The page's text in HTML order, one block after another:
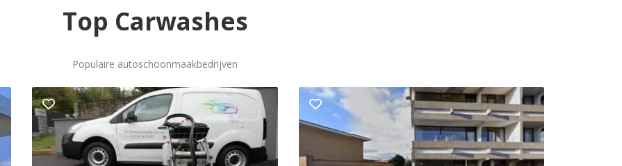
Top Carwashes
Populaire autoschoonmaakbedrijven